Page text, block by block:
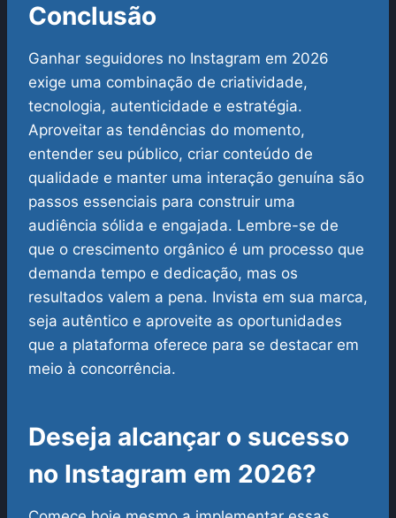
Conclusão
Ganhar seguidores no Instagram em 2026
exige uma combinação de criatividade,
tecnologia, autenticidade e estratégia.
Aproveitar as tendências do momento,
entender seu público, criar conteúdo de
qualidade e manter uma interação genuína são
passos essenciais para construir uma
audiência sólida e engajada. Lembre-se de
que o crescimento orgânico é um processo que
demanda tempo e dedicação, mas os
resultados valem a pena. Invista em sua marca,
seja autêntico e aproveite as oportunidades
que a plataforma oferece para se destacar em
meio à concorrência.
Deseja alcançar o sucesso
no Instagram em 2026?